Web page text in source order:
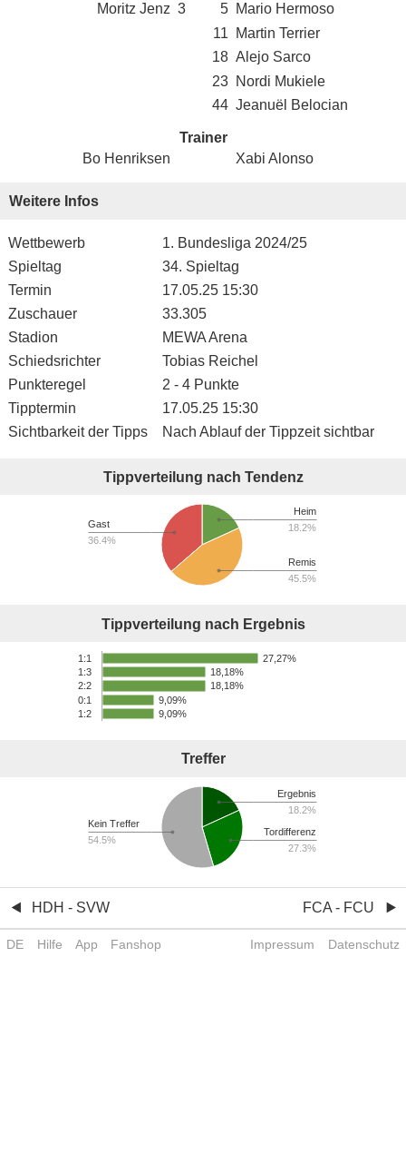
Moritz Jenz 3 5 Mario Hermoso
11
Martin Terrier
18 Alejo Sarco
23 Nordi Mukiele
44 Jeanuël Belocian
Trainer
Bo Henriksen
Xabi Alonso
Weitere Infos
Wettbewerb
1. Bundesliga 2024/25
Spieltag
34. Spieltag
Termin
17.05.25 15:30
Zuschauer
33.305
Stadion
MEWA Arena
Schiedsrichter
Tobias Reichel
Punkteregel
2 - 4 Punkte
Tipptermin
17.05.25 15:30
Sichtbarkeit der Tipps
Nach Ablauf der Tippzeit sichtbar
Tippverteilung nach Tendenz
Heim
18.2%
Remis
45.5%
Gast
36.4%
Tippverteilung nach Ergebnis
1:1
1:3
2:2
0:1
1:2
27,27%
18,18%
18,18%
9,09%
9,09%
Treffer
Ergebnis
18.2%
Tordifferenz
27.3%
Kein Treffer
54.5%
HDH - SVW FCA - FCU
DE Hilfe App Fanshop Impressum Datenschutz